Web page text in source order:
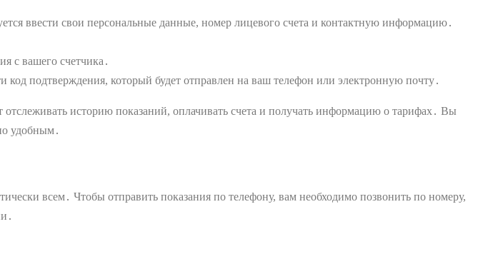
ввести свои персональные данные, номер лицевого счета и контактную информацию․
с вашего счетчика․
код подтверждения, который будет отправлен на ваш телефон или электронную почту․
историю показаний, оплачивать счета и получать информацию о тарифах․ Вы
удобным․
всем․ Чтобы отправить показания по телефону, вам необходимо позвонить по номеру,